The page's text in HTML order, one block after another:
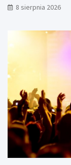
8 sierpnia 2026